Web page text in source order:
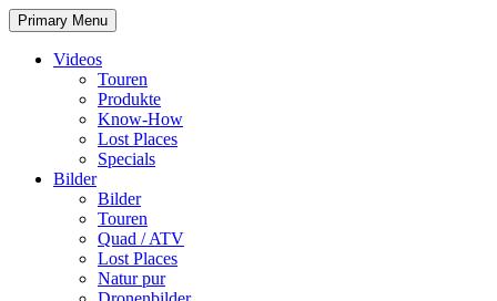
Skip
to
content
Primary Menu
Videos
Touren
Produkte
Know-How
Lost Places
Specials
Bilder
Bilder
Touren
Quad / ATV
Lost Places
Natur pur